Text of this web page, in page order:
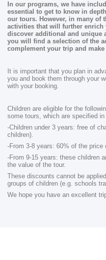
In our programs, we have
essential to get to know in
our tours. However, in many of
activities that will further enrich
discover additional and unique
you will find a selection of the
complement your trip and
It is important that you plan in
you and book them through your
with your booking.
Children are eligible for the
some tours, which are specified
-Children under 3 years: free of
children).
-From 3-8 years: 60% of the price
-From 9-15 years: these children
the value of the tour.
These discounts cannot be
groups of children (e.g. schools
We hope you have an excellent